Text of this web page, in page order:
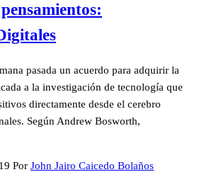
pasada un acuerdo para adquirir la
a la investigación de tecnología que
directamente desde el cerebro
Según Andrew Bosworth,
Por John Jairo Caicedo Bolaños